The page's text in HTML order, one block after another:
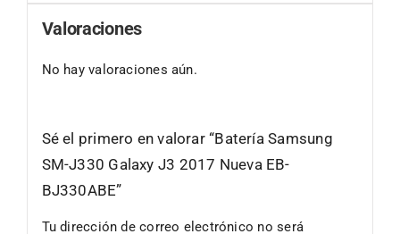
Valoraciones
No hay valoraciones aún.
Sé el primero en valorar “Batería Samsung
SM-J330 Galaxy J3 2017 Nueva EB-
BJ330ABE”
Tu dirección de correo electrónico no será